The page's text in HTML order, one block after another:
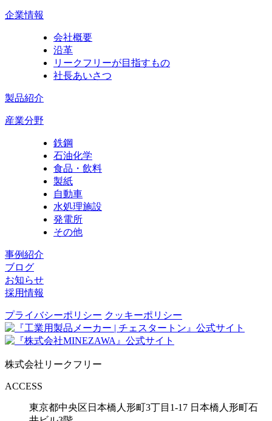
企業情報
会社概要
沿革
リークフリーが目指すもの
社長あいさつ
製品紹介
産業分野
鉄鋼
石油化学
食品・飲料
製紙
自動車
水処理施設
発電所
その他
事例紹介
ブログ
お知らせ
採用情報
プライバシーポリシー クッキーポリシー
株式会社リークフリー
ACCESS
東京都中央区日本橋人形町3丁目1-17 日本橋人形町石